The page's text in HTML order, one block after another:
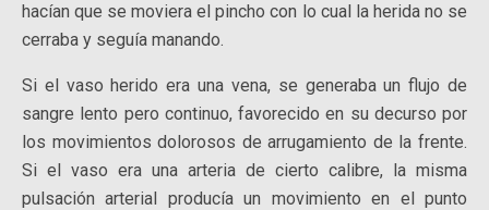
hacían que se moviera el pincho con lo cual la herida no se
cerraba y seguía manando.
Si el vaso herido era una vena, se generaba un flujo de
sangre lento pero continuo, favorecido en su decurso por
los movimientos dolorosos de arrugamiento de la frente.
Si el vaso era una arteria de cierto calibre, la misma
pulsación arterial producía un movimiento en el punto